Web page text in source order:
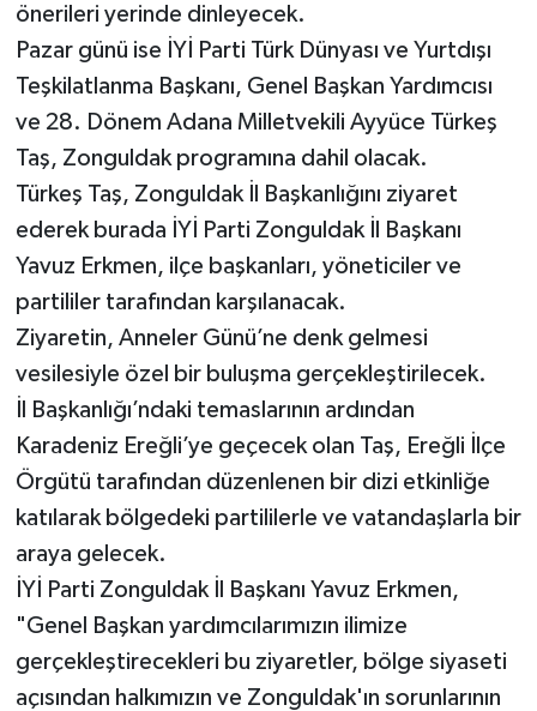
önerileri yerinde dinleyecek.
Pazar günü ise İYİ Parti Türk Dünyası ve Yurtdışı
Teşkilatlanma Başkanı, Genel Başkan Yardımcısı
ve 28. Dönem Adana Milletvekili Ayyüce Türkeş
Taş, Zonguldak programına dahil olacak.
Türkeş Taş, Zonguldak İl Başkanlığını ziyaret
ederek burada İYİ Parti Zonguldak İl Başkanı
Yavuz Erkmen, ilçe başkanları, yöneticiler ve
partililer tarafından karşılanacak.
Ziyaretin, Anneler Günü’ne denk gelmesi
vesilesiyle özel bir buluşma gerçekleştirilecek.
İl Başkanlığı’ndaki temaslarının ardından
Karadeniz Ereğli’ye geçecek olan Taş, Ereğli İlçe
Örgütü tarafından düzenlenen bir dizi etkinliğe
katılarak bölgedeki partililerle ve vatandaşlarla bir
araya gelecek.
İYİ Parti Zonguldak İl Başkanı Yavuz Erkmen,
"Genel Başkan yardımcılarımızın ilimize
gerçekleştirecekleri bu ziyaretler, bölge siyaseti
açısından halkımızın ve Zonguldak'ın sorunlarının